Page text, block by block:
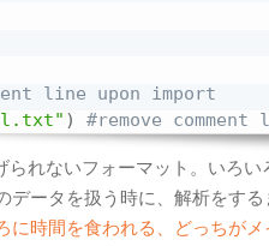
line upon import
) #remove
れないフォーマット。いろい
データを扱う時に、解析をする
に時間を食われる、どっちがメ